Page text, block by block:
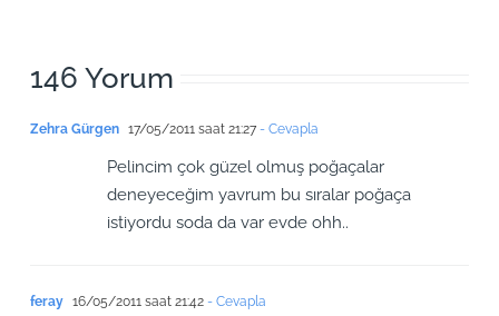
146 Yorum
Zehra Gürgen 17/05/2011 saat 21:27- Cevapla
Pelincim çok güzel olmuş poğaçalar
deneyeceğim yavrum bu sıralar poğaça
istiyordu soda da var evde ohh..
feray 16/05/2011 saat 21:42- Cevapla